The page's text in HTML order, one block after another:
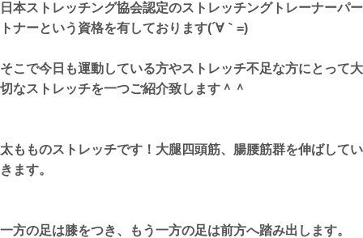
日本ストレッチング協会認定のストレッチングトレーナーパー
トナーという資格を有しております(´∀｀=)
そこで今日も運動している方やストレッチ不足な方にとって大
切なストレッチを一つご紹介致します＾＾
太もものストレッチです！大腿四頭筋、腸腰筋群を伸ばしてい
きます。
一方の足は膝をつき、もう一方の足は前方へ踏み出します。